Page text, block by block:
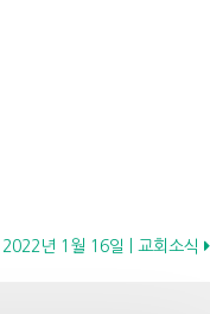
2022년 1월 16일 | 교회소식